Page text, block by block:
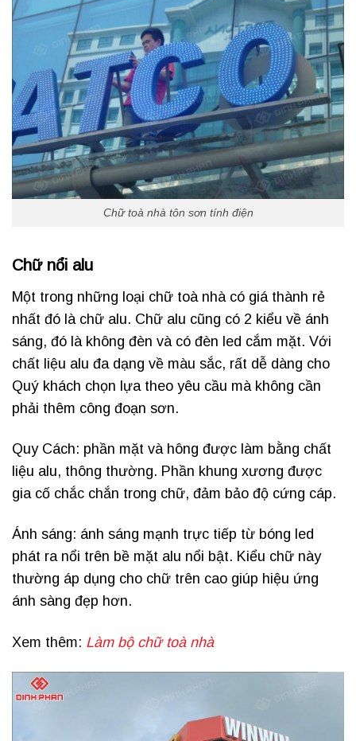
Chữ toà nhà tôn sơn tính điện
Chữ nổi alu
Một trong những loại chữ toà nhà có giá thành rẻ
nhất đó là chữ alu. Chữ alu cũng có 2 kiểu về ánh
sáng, đó là không đèn và có đèn led cắm mặt. Với
chất liệu alu đa dạng về màu sắc, rất dễ dàng cho
Quý khách chọn lựa theo yêu cầu mà không cần
phải thêm công đoạn sơn.
Quy Cách: phần mặt và hông được làm bằng chất
liệu alu, thông thường. Phần khung xương được
gia cố chắc chắn trong chữ, đảm bảo độ cứng cáp.
Ánh sáng: ánh sáng mạnh trực tiếp từ bóng led
phát ra nổi trên bề mặt alu nổi bật. Kiểu chữ này
thường áp dụng cho chữ trên cao giúp hiệu ứng
ánh sàng đẹp hơn.
Xem thêm: Làm bộ chữ toà nhà